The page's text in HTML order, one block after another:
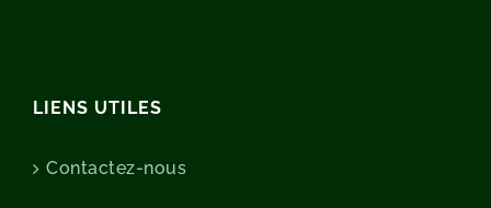
LIENS UTILES
Contactez-nous